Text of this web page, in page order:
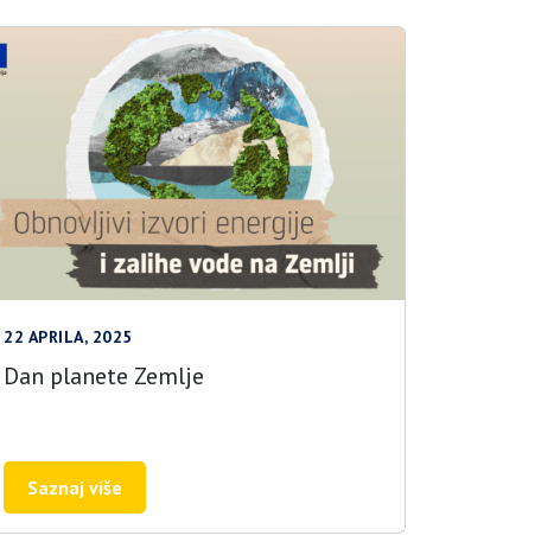
22 APRILA, 2025
Dan planete Zemlje
Saznaj više